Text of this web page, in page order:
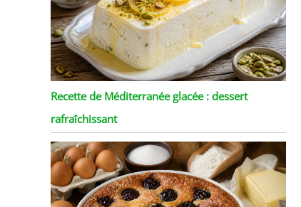
Recette de Méditerranée glacée : dessert
rafraîchissant